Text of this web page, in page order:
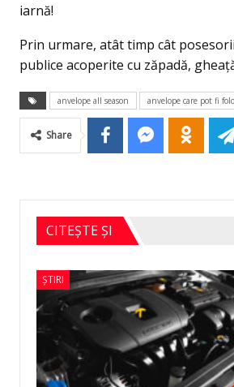
iarnă!
Prin urmare, atât timp cât
publice acoperite cu zăpadă,
anvelope all season anvelope care pot fi
Share
CITEȘTE ȘI
ȘTIRI